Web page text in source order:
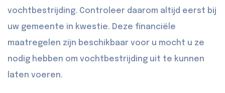
vochtbestrijding. Controleer daarom altijd eerst bij
uw gemeente in kwestie. Deze financiële
maatregelen zijn beschikbaar voor u mocht u ze
nodig hebben om vochtbestrijding uit te kunnen
laten voeren.